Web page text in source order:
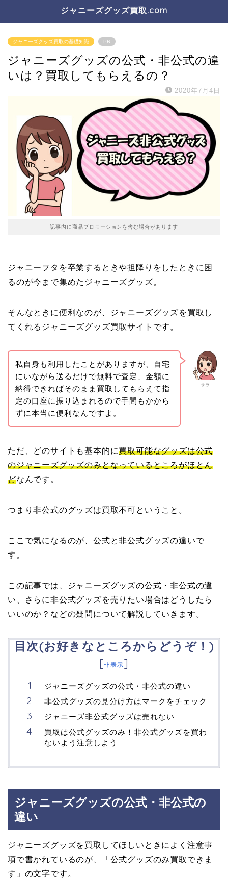
ジャニーズグッズ買取.com
ジャニーズグッズ買取の基礎知識 PR
ジャニーズグッズの公式・非公式の違
いは？買取してもらえるの？
2020年7月4日
記事内に商品プロモーションを含む場合があります
ジャニーヲタを卒業するときや担降りをしたときに困
るのが今まで集めたジャニーズグッズ。
そんなときに便利なのが、ジャニーズグッズを買取し
てくれるジャニーズグッズ買取サイトです。
サラ
私自身も利用したことがありますが、自宅
にいながら送るだけで無料で査定、金額に
納得できればそのまま買取してもらえて指
定の口座に振り込まれるので手間もかから
ずに本当に便利なんですよ。
ただ、どのサイトも基本的に買取可能なグッズは公式
のジャニーズグッズのみとなっているところがほとん
どなんです。
つまり非公式のグッズは買取不可ということ。
ここで気になるのが、公式と非公式グッズの違いで
す。
この記事では、ジャニーズグッズの公式・非公式の違
い、さらに非公式グッズを売りたい場合はどうしたら
いいのか？などの疑問について解説していきます。
目次(お好きなところからどうぞ！)
[非表示]
ジャニーズグッズの公式・非公式の違い
非公式グッズの見分け方はマークをチェック
ジャニーズ非公式グッズは売れない
買取は公式グッズのみ！非公式グッズを買わ
ないよう注意しよう
ジャニーズグッズの公式・非公式の
違い
ジャニーズグッズを買取してほしいときによく注意事
項で書かれているのが、「公式グッズのみ買取できま
す」の文字です。